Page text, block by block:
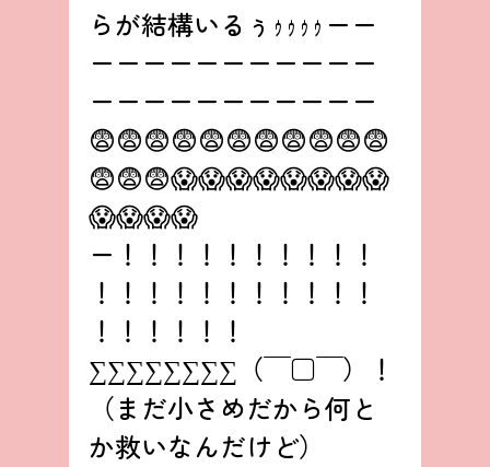
らが結構いるぅｩｩｩｩーー
ーーーーーーーーーーー
ーーーーーーーーーーー
😨😨😨😨😨😨😨😨😨😨😨
😨😨😨😱😱😱😱😱😱😱😱
😱😱😱😱
ー！！！！！！！！！！
！！！！！！！！！！！
！！！！！！
∑∑∑∑∑∑∑∑（￣□￣）！
（まだ小さめだから何と
か救いなんだけど）